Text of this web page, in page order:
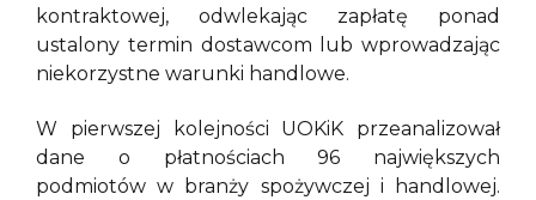
kontraktowej, odwlekając zapłatę ponad
ustalony termin dostawcom lub wprowadzając
niekorzystne warunki handlowe.
W pierwszej kolejności UOKiK przeanalizował
dane o płatnościach 96 największych
podmiotów w branży spożywczej i handlowej.